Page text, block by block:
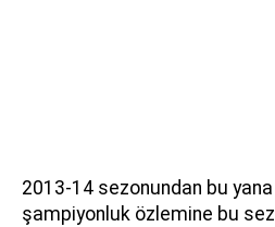
2013-14 sezonundan bu
şampiyonluk özlemine bu